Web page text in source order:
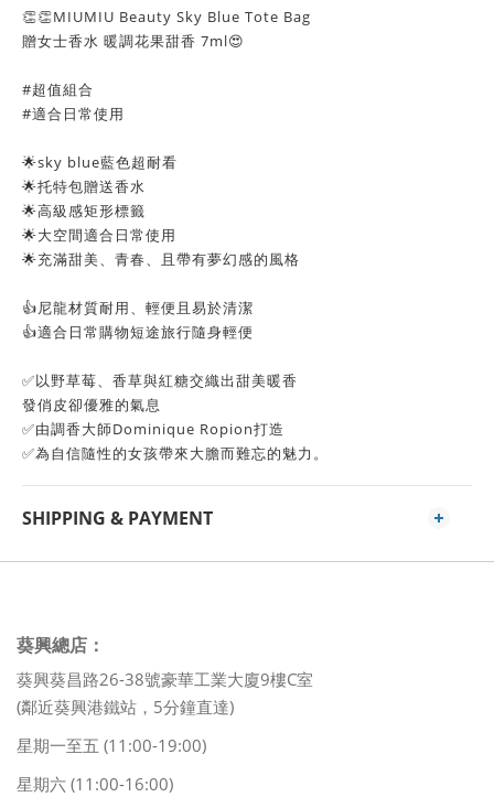
👏👏MIUMIU Beauty Sky Blue Tote Bag
贈女士香水 暖調花果甜香 7ml😍
#超值組合
#適合日常使用
🌟sky blue藍色超耐看
🌟托特包贈送香水
🌟高級感矩形標籤
🌟大空間適合日常使用
🌟充滿甜美、青春、且帶有夢幻感的風格
👍尼龍材質耐用、輕便且易於清潔
👍適合日常購物短途旅行隨身輕便
✅以野草莓、香草與紅糖交織出甜美暖香
發俏皮卻優雅的氣息
✅由調香大師Dominique Ropion打造
✅為自信隨性的女孩帶來大膽而難忘的魅力。
SHIPPING & PAYMENT
葵興總店：
葵興葵昌路26-38號豪華工業大廈9樓C室
(鄰近葵興港鐵站，5分鐘直達)
星期一至五 (11:00-19:00)
星期六 (11:00-16:00)